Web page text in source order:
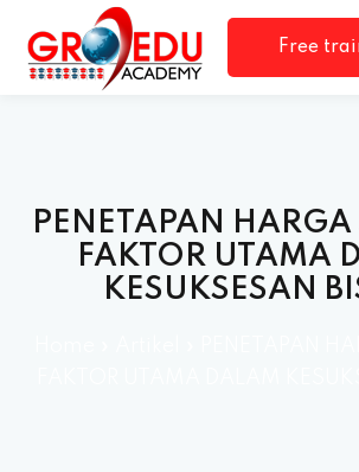
Free
PENETAPAN HARGA
FAKTOR UTAMA
KESUKSESAN